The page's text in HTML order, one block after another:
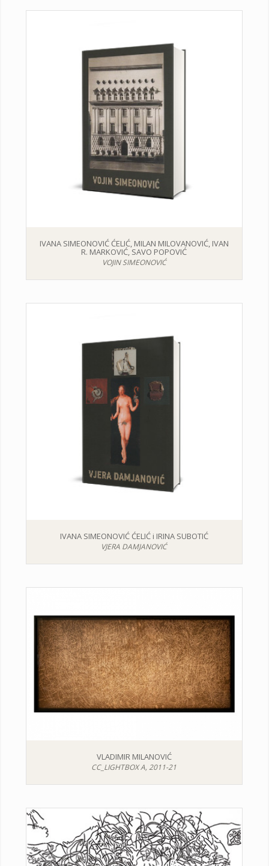
IVANA SIMEONOVIĆ ĆELIĆ, MILAN MILOVANOVIĆ, IVAN
R. MARKOVIĆ, SAVO POPOVIĆ
VOJIN SIMEONOVIĆ
IVANA SIMEONOVIĆ ĆELIĆ i IRINA SUBOTIĆ
VJERA DAMJANOVIĆ
VLADIMIR MILANOVIĆ
CC_LIGHTBOX A, 2011-21